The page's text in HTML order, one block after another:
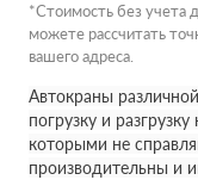
*Стоимость без учета
можете рассчитать
вашего адреса.
Автокраны
погрузку и
которыми не
производительны и